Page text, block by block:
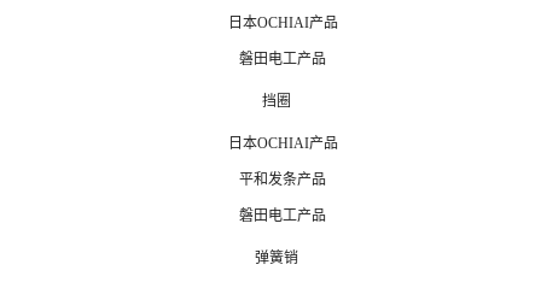
日本OCHIAI产品
磐田电工产品
挡圈
日本OCHIAI产品
平和发条产品
磐田电工产品
弹簧销